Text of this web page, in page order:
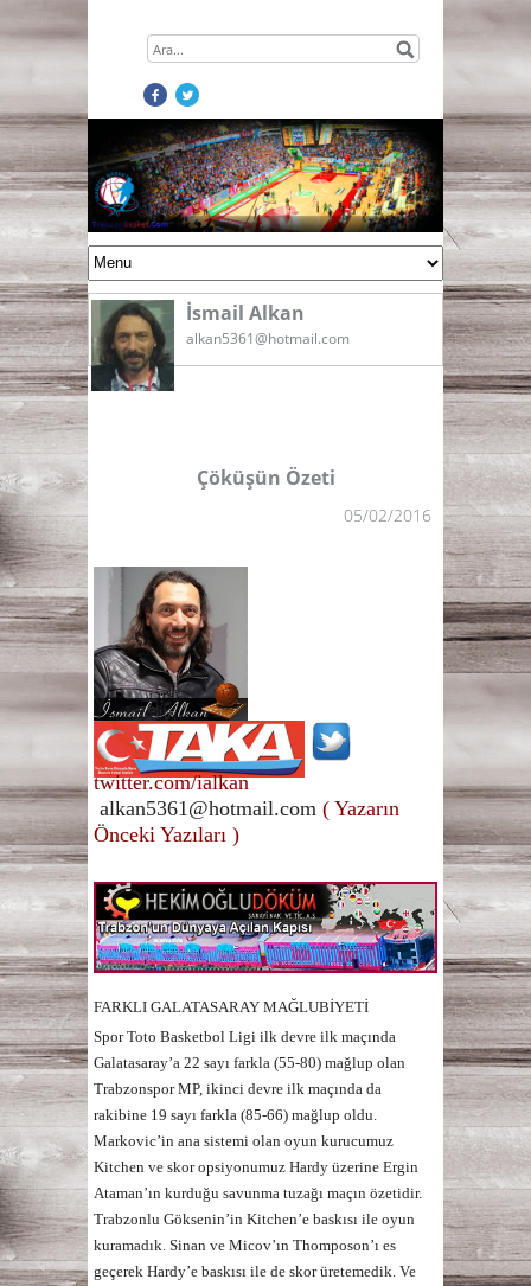
İsmail Alkan
alkan5361@hotmail.com
Çöküşün Özeti
05/02/2016
twitter.com/ialkan
alkan5361@hotmail.com ( Yazarın
Önceki Yazıları )
FARKLI GALATASARAY MAĞLUBİYETİ
Spor Toto Basketbol Ligi ilk devre ilk maçında
Galatasaray’a 22 sayı farkla (55-80) mağlup olan
Trabzonspor MP, ikinci devre ilk maçında da
rakibine 19 sayı farkla (85-66) mağlup oldu.
Markovic’in ana sistemi olan oyun kurucumuz
Kitchen ve skor opsiyonumuz Hardy üzerine Ergin
Ataman’ın kurduğu savunma tuzağı maçın özetidir.
Trabzonlu Göksenin’in Kitchen’e baskısı ile oyun
kuramadık. Sinan ve Micov’ın Thomposon’ı es
geçerek Hardy’e baskısı ile de skor üretemedik. Ve